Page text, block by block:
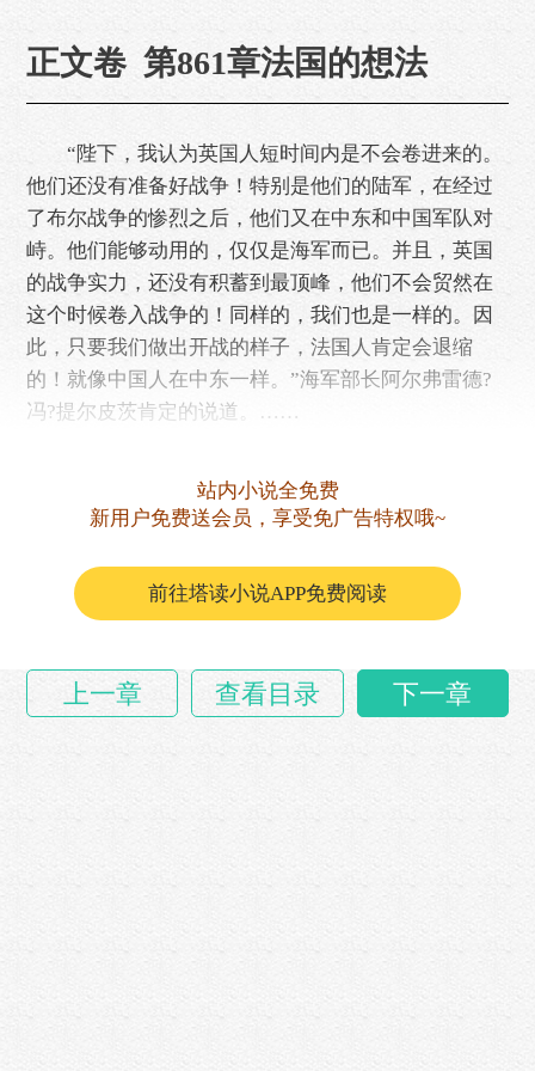
正文卷 第861章法国的想法
“陛下，我认为英国人短时间内是不会卷进来的。
他们还没有准备好战争！特别是他们的陆军，在经过
了布尔战争的惨烈之后，他们又在中东和中国军队对
峙。他们能够动用的，仅仅是海军而已。并且，英国
的战争实力，还没有积蓄到最顶峰，他们不会贸然在
这个时候卷入战争的！同样的，我们也是一样的。因
此，只要我们做出开战的样子，法国人肯定会退缩
的！就像中国人在中东一样。”海军部长阿尔弗雷德?
冯?提尔皮茨肯定的说道。……
站内小说全免费
新用户免费送会员，享受免广告特权哦~
前往塔读小说APP免费阅读
上一章 查看目录 下一章